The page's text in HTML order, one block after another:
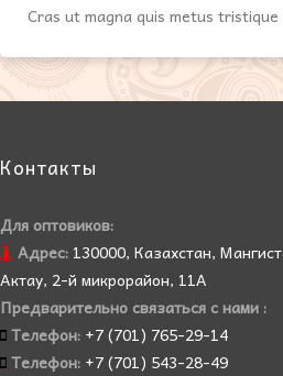
Cras ut magna quis metus
Контакты
Для оптовиков:
Адрес: 130000, Казахстан,
Актау, 2-й микрорайон, 11А
Предварительно связаться с нами :
Телефон: +7 (701) 765-29-14
Телефон: +7 (701) 543-28-49